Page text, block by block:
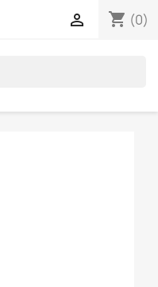
shopping_cart (0)
